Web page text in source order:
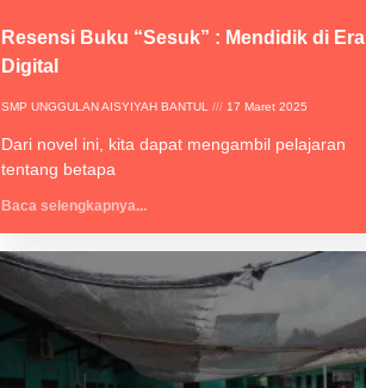
Resensi Buku “Sesuk” : Mendidik di Era
Digital
SMP UNGGULAN AISYIYAH BANTUL 17 Maret 2025
Dari novel ini, kita dapat mengambil pelajaran
tentang betapa
Baca selengkapnya...